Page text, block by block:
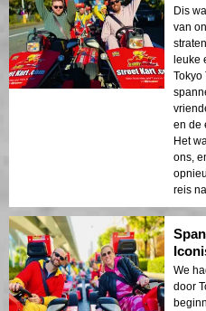
Dis
van
leuke
Tokyo
en de
Het
ons,
reis
We
door